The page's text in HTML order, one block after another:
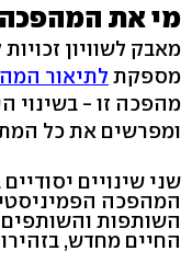
מי את
מאבק לשוויון
מספקת לתיאור
מהפכה זו - בשינוי
ומפרשים את כל
שני שינויים
המהפכה
השותפות
החיים מחדש,